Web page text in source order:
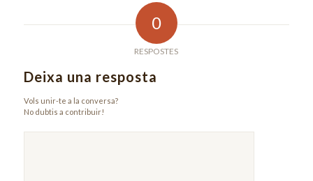
0
RESPOSTES
Deixa una resposta
Vols unir-te a la conversa?
No dubtis a contribuir!